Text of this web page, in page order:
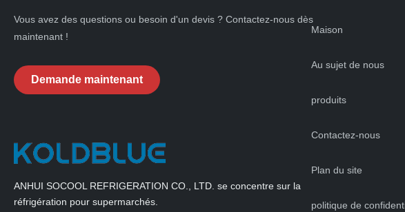
Vous avez des questions ou besoin d'un devis ? Contactez-nous dès
maintenant !
Demande maintenant
ANHUI SOCOOL REFRIGERATION CO., LTD. se concentre sur la
réfrigération pour supermarchés.
Maison
Au sujet de nous
produits
Contactez-nous
Plan du site
politique de